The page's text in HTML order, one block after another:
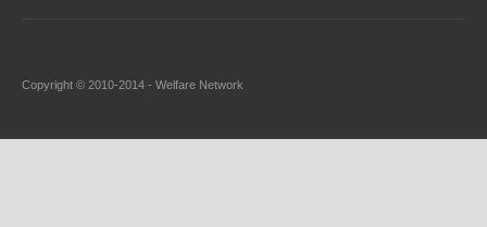
Copyright © 2010-2014 - Welfare Network